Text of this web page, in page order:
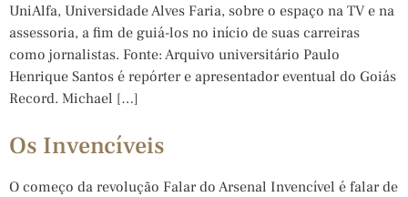
UniAlfa, Universidade Alves Faria, sobre o espaço na TV e na
assessoria, a fim de guiá-los no início de suas carreiras
como jornalistas. Fonte: Arquivo universitário Paulo
Henrique Santos é repórter e apresentador eventual do Goiás
Record. Michael […]
Os Invencíveis
O começo da revolução Falar do Arsenal Invencível é falar de